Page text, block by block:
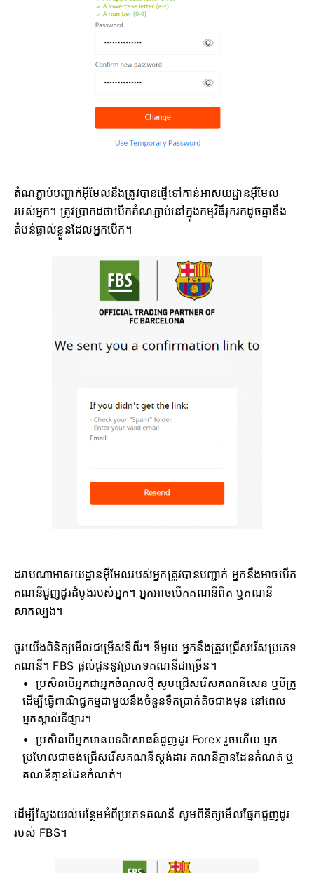
តំណភ្ជាប់បញ្ជាក់អ៊ីមែលនឹងត្រូវបានផ្ញើទៅកាន់អាសយដ្ឋានអ៊ីមែល
របស់អ្នក។ ត្រូវប្រាកដថាបើកតំណភ្ជាប់នៅក្នុងកម្មវិធីរុករកដូចគ្នានឹង
តំបន់ផ្ទាល់ខ្លួនដែលអ្នកបើក។
ដរាបណាអាសយដ្ឋានអ៊ីមែលរបស់អ្នកត្រូវបានបញ្ជាក់ អ្នកនឹងអាចបើក
គណនីជួញដូរដំបូងរបស់អ្នក។ អ្នកអាចបើកគណនីពិត ឬគណនី
សាកល្បង។
ចូរយើងពិនិត្យមើលជម្រើសទីពីរ។ ទីមួយ អ្នកនឹងត្រូវជ្រើសរើសប្រភេទ
គណនី។ FBS ផ្តល់ជូននូវប្រភេទគណនីជាច្រើន។
ប្រសិនបើអ្នកជាអ្នកចំណូលថ្មី សូមជ្រើសរើសគណនីសេន ឬមីក្រូ
ដើម្បីធ្វើពាណិជ្ជកម្មជាមួយនឹងចំនួនទឹកប្រាក់តិចជាងមុន នៅពេល
អ្នកស្គាល់ទីផ្សារ។
ប្រសិនបើអ្នកមានបទពិសោធន៍ជួញដូរ Forex រួចហើយ អ្នក
ប្រហែលជាចង់ជ្រើសរើសគណនីស្តង់ដារ គណនីគ្មានដែនកំណត់ ឬ
គណនីគ្មានដែនកំណត់។
ដើម្បីស្វែងយល់បន្ថែមអំពីប្រភេទគណនី សូមពិនិត្យមើលផ្នែកជួញដូរ
របស់ FBS។